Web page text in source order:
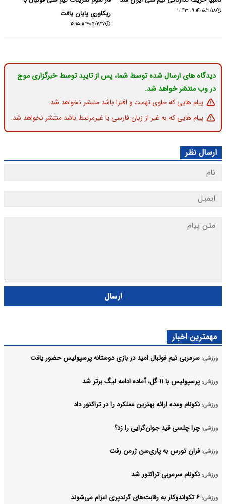
۱۴۰۵/۲/۱۸ ۱۰:۴۳:۰۹
ریکاوری پایان یافت
۱۴۰۵/۲/۱۷ ۱۶:۱۵:۱۱
دیدگاه های ارسال شده توسط شما، پس از تایید توسط خبرگزاری موج
در وب منتشر خواهد شد.
پیام هایی که حاوی تهمت و افترا باشد منتشر نخواهد شد.
پیام هایی که به غیر از زبان فارسی یا غیرمرتبط باشد منتشر نخواهد شد.
ارسال نظر
ارسال
مهمترین اخبار
ورزشی: سرمربی تیم فوتبال امید در بازی دوستانه پرسپولیس حضور یافت
ورزشی: پرسپولیس با ۱۱ گل، آماده ادامه لیگ برتر شد
ورزشی: نکونام وعده ارائه بهترین عملکرد را در تراکتور داد
ورزشی: چرا چلسی قید جوان‌گرایی را زد؟
ورزشی: فران تورس به پاری‌سن ژرمن رفت
ورزشی: نکونام سرمربی تراکتور شد
ورزشی: ۶ تکواندوکار به رقابت‌های گرندپری اعزام می‌شوند